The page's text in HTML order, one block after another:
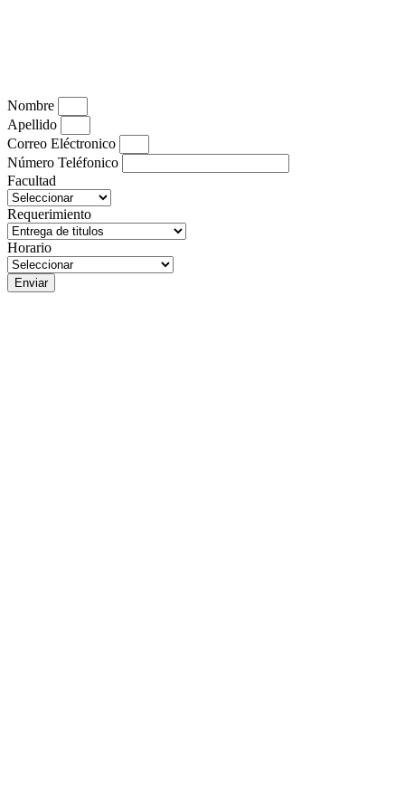
Nombre
Apellido
Correo Eléctronico
Número Teléfonico
Facultad
Requerimiento
Horario
Enviar